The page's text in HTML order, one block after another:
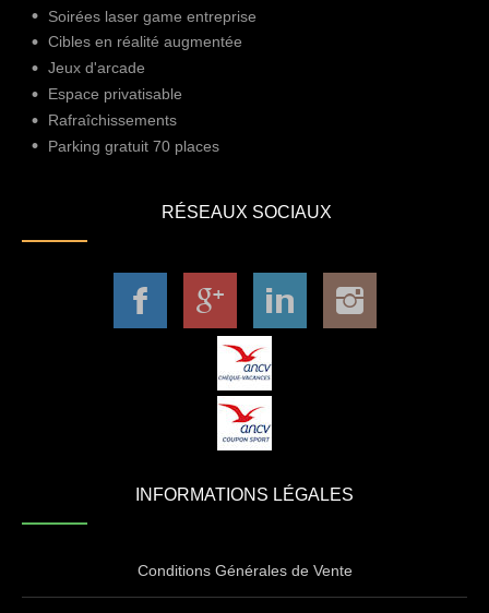
Soirées laser game entreprise
Cibles en réalité augmentée
Jeux d'arcade
Espace privatisable
Rafraîchissements
Parking gratuit 70 places
RÉSEAUX SOCIAUX
INFORMATIONS LÉGALES
Conditions Générales de Vente